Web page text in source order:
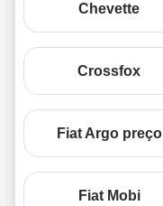
Chevette
Crossfox
Fiat Argo preço
Fiat Mobi